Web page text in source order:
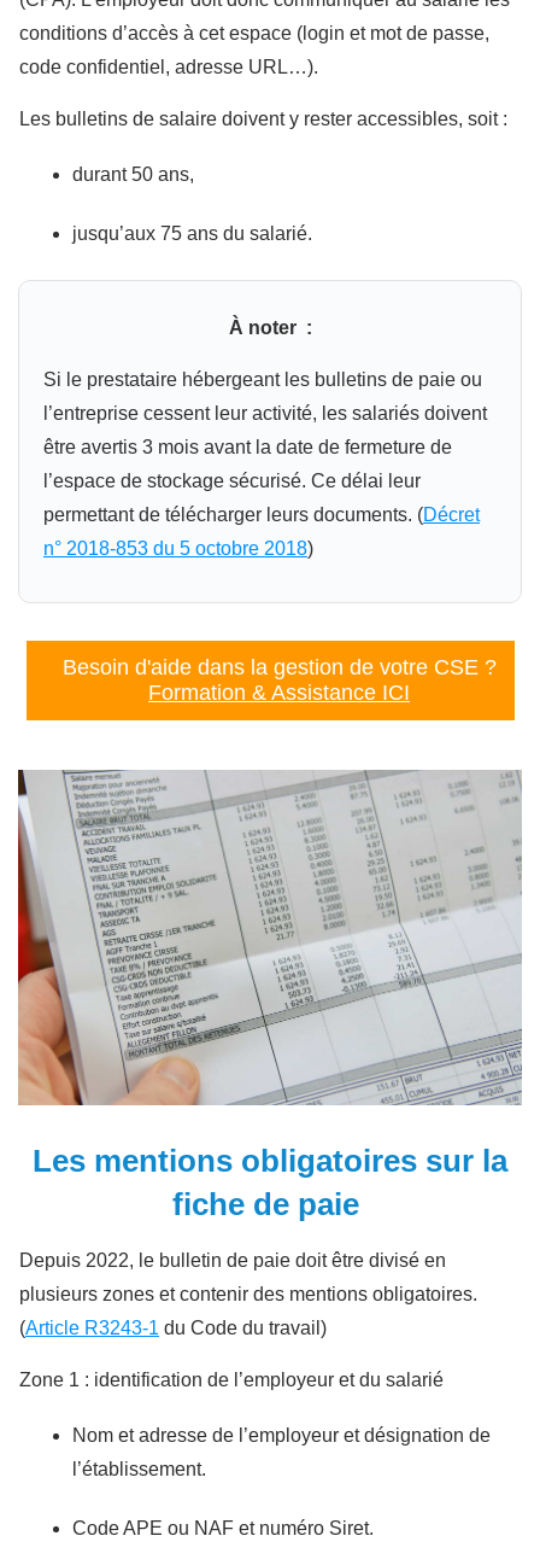
conditions d’accès à cet espace (login et mot de passe,
code confidentiel, adresse URL…).
Les bulletins de salaire doivent y rester accessibles, soit :
durant 50 ans,
jusqu’aux 75 ans du salarié.
À noter :
Si le prestataire hébergeant les bulletins de paie ou
l’entreprise cessent leur activité, les salariés doivent
être avertis 3 mois avant la date de fermeture de
l’espace de stockage sécurisé. Ce délai leur
permettant de télécharger leurs documents. (Décret
n° 2018-853 du 5 octobre 2018)
Besoin d'aide dans la gestion de votre CSE ?
Formation & Assistance ICI
Les mentions obligatoires sur la
fiche de paie
Depuis 2022, le bulletin de paie doit être divisé en
plusieurs zones et contenir des mentions obligatoires.
(Article R3243-1 du Code du travail)
Zone 1 : identification de l’employeur et du salarié
Nom et adresse de l’employeur et désignation de
l’établissement.
Code APE ou NAF et numéro Siret.